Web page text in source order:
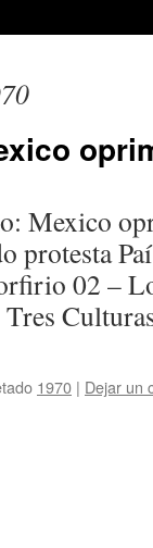
Mexico
protesta
02 –
Tres
1970 | Dejar un